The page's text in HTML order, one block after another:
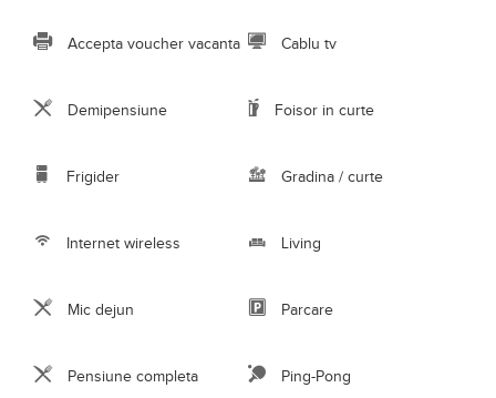
Accepta voucher vacanta Cablu tv
Demipensiune Foisor in curte
Frigider Gradina / curte
Internet wireless Living
Mic dejun Parcare
Pensiune completa Ping-Pong